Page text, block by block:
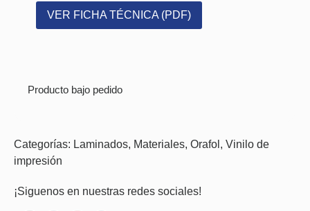
VER FICHA TÉCNICA (PDF)
Producto bajo pedido
Categorías: Laminados, Materiales, Orafol , Vinilo de
impresión
¡Siguenos en nuestras redes sociales!